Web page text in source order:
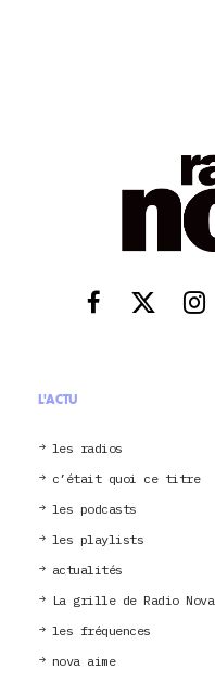
L'ACTU
les radios
c’était quoi ce titre
les podcasts
les playlists
actualités
La grille de Radio Nova
les fréquences
nova aime